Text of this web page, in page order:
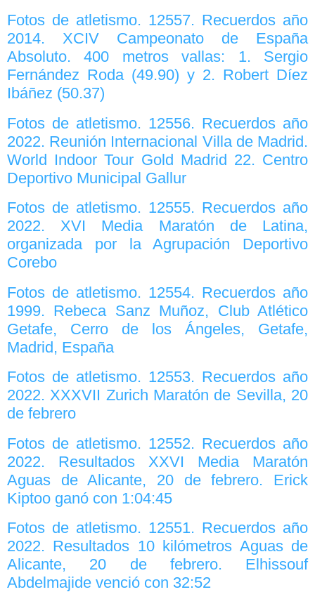
Fotos de atletismo. 12557. Recuerdos año
2014. XCIV Campeonato de España
Absoluto. 400 metros vallas: 1. Sergio
Fernández Roda (49.90) y 2. Robert Díez
Ibáñez (50.37)
Fotos de atletismo. 12556. Recuerdos año
2022. Reunión Internacional Villa de Madrid.
World Indoor Tour Gold Madrid 22. Centro
Deportivo Municipal Gallur
Fotos de atletismo. 12555. Recuerdos año
2022. XVI Media Maratón de Latina,
organizada por la Agrupación Deportivo
Corebo
Fotos de atletismo. 12554. Recuerdos año
1999. Rebeca Sanz Muñoz, Club Atlético
Getafe, Cerro de los Ángeles, Getafe,
Madrid, España
Fotos de atletismo. 12553. Recuerdos año
2022. XXXVII Zurich Maratón de Sevilla, 20
de febrero
Fotos de atletismo. 12552. Recuerdos año
2022. Resultados XXVI Media Maratón
Aguas de Alicante, 20 de febrero. Erick
Kiptoo ganó con 1:04:45
Fotos de atletismo. 12551. Recuerdos año
2022. Resultados 10 kilómetros Aguas de
Alicante, 20 de febrero. Elhissouf
Abdelmajide venció con 32:52